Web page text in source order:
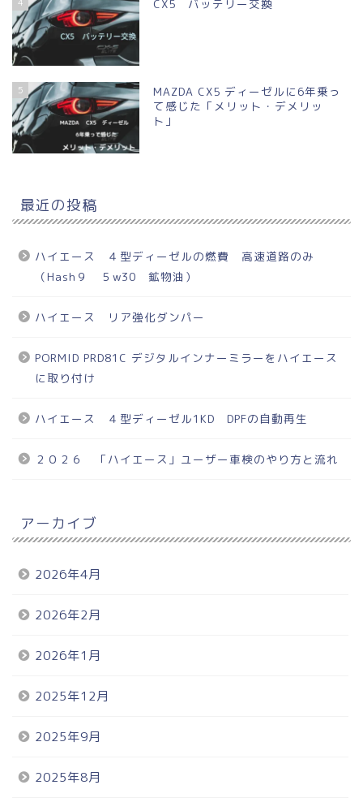
CX5 バッテリー交換
5
MAZDA CX5 ディーゼルに6年乗っ
て感じた「メリット・デメリッ
ト」
最近の投稿
ハイエース ４型ディーゼルの燃費 高速道路のみ
（Hash９ ５w30 鉱物油）
ハイエース リア強化ダンパー
PORMID PRD81C デジタルインナーミラーをハイエース
に取り付け
ハイエース ４型ディーゼル1KD DPFの自動再生
２０２６ 「ハイエース」ユーザー車検のやり方と流れ
アーカイブ
2026年4月
2026年2月
2026年1月
2025年12月
2025年9月
2025年8月